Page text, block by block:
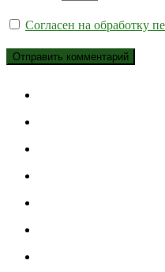
Согласен на обработку